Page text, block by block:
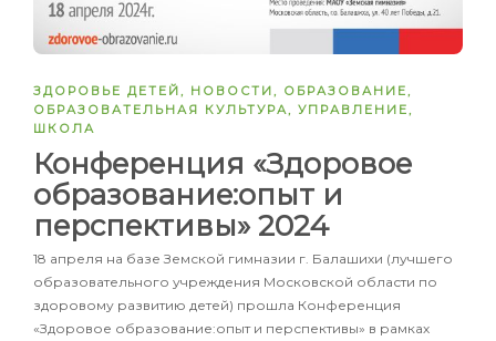
ЗДОРОВЬЕ ДЕТЕЙ , НОВОСТИ , ОБРАЗОВАНИЕ ,
ОБРАЗОВАТЕЛЬНАЯ КУЛЬТУРА , УПРАВЛЕНИЕ ,
ШКОЛА
Конференция «Здоровое
образование:опыт и
перспективы» 2024
18 апреля на базе Земской гимназии г. Балашихи (лучшего
образовательного учреждения Московской области по
здоровому развитию детей) прошла Конференция
«Здоровое образование:опыт и перспективы» в рамках